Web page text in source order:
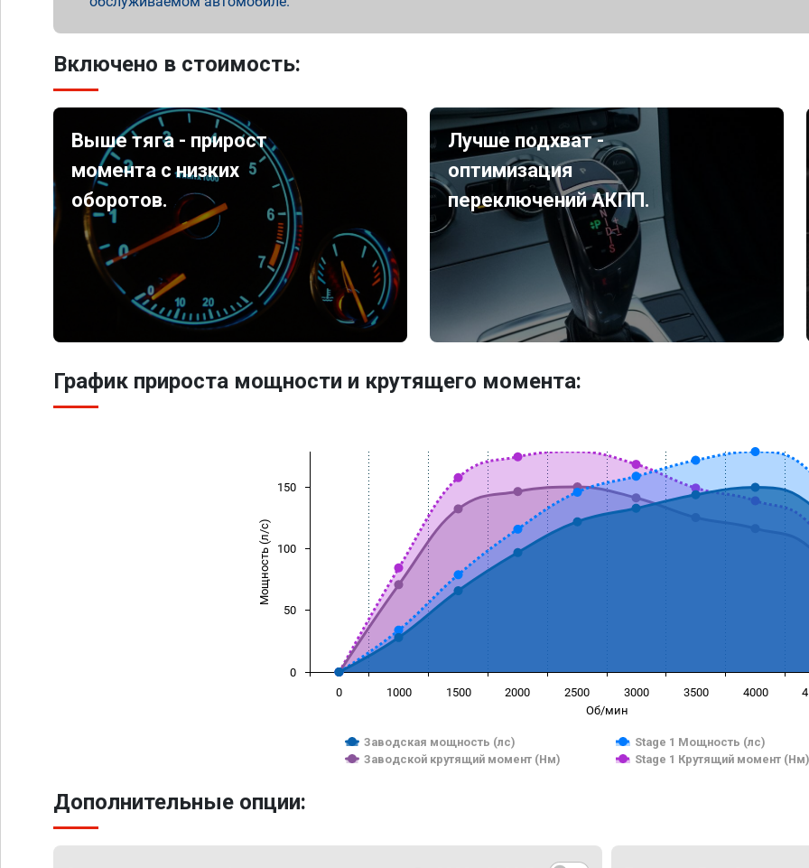
Включено в стоимость:
Выше тяга - прирост
момента с низких
оборотов.
Лучше подхват -
оптимизация
переключений АКПП.
График прироста мощности и крутящего момента:
Об/мин
Мощность (л/с)
Заводская мощность (лс)
Stage 1 Мощность (лс)
Заводской крутящий момент (Нм)
Stage 1 Крутящий момент (Нм)
0 1000 1500 2000 2500 3000 3500 4000
0
50
100
150
Дополнительные опции: